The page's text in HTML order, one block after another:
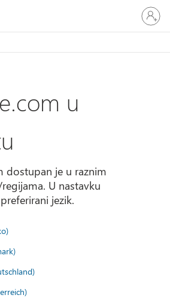
Prijavite
se
u
račun
u
dostupan je u raznim
U nastavku
jezik.